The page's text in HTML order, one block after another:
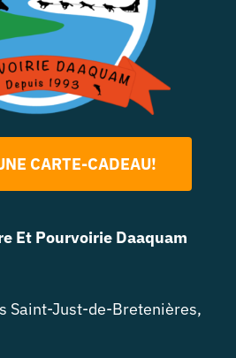
CARTE-CADEAU!
Et Pourvoirie Daaquam
Saint-Just-de-Bretenières,